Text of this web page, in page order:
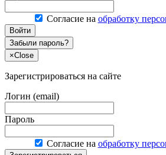
Согласие на обработку
Войти
Забыли пароль?
×Close
Зарегистрироваться на сайте
Логин (email)
Пароль
Согласие на обработку